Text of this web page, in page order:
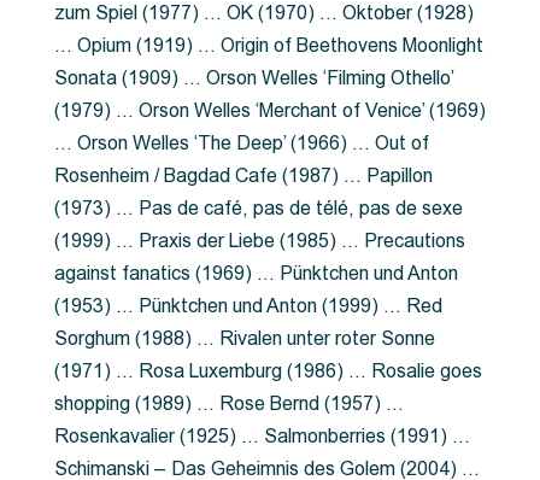
zum Spiel (1977) … OK (1970) … Oktober (1928)
… Opium (1919) … Origin of Beethovens Moonlight
Sonata (1909) … Orson Welles ‘Filming Othello’
(1979) … Orson Welles ‘Merchant of Venice’ (1969)
… Orson Welles ‘The Deep’ (1966) … Out of
Rosenheim / Bagdad Cafe (1987) … Papillon
(1973) … Pas de café, pas de télé, pas de sexe
(1999) … Praxis der Liebe (1985) … Precautions
against fanatics (1969) … Pünktchen und Anton
(1953) … Pünktchen und Anton (1999) … Red
Sorghum (1988) … Rivalen unter roter Sonne
(1971) … Rosa Luxemburg (1986) … Rosalie goes
shopping (1989) … Rose Bernd (1957) …
Rosenkavalier (1925) … Salmonberries (1991) …
Schimanski – Das Geheimnis des Golem (2004) …